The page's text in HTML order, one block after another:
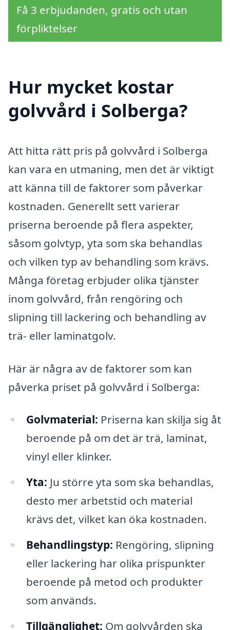
Få 3 erbjudanden, gratis och utan
förpliktelser
Hur mycket kostar
golvvård i Solberga?
Att hitta rätt pris på golvvård i Solberga
kan vara en utmaning, men det är viktigt
att känna till de faktorer som påverkar
kostnaden. Generellt sett varierar
priserna beroende på flera aspekter,
såsom golvtyp, yta som ska behandlas
och vilken typ av behandling som krävs.
Många företag erbjuder olika tjänster
inom golvvård, från rengöring och
slipning till lackering och behandling av
trä- eller laminatgolv.
Här är några av de faktorer som kan
påverka priset på golvvård i Solberga:
Golvmaterial: Priserna kan skilja sig åt
beroende på om det är trä, laminat,
vinyl eller klinker.
Yta: Ju större yta som ska behandlas,
desto mer arbetstid och material
krävs det, vilket kan öka kostnaden.
Behandlingstyp: Rengöring, slipning
eller lackering har olika prispunkter
beroende på metod och produkter
som används.
Tillgänglighet: Om golvvården ska